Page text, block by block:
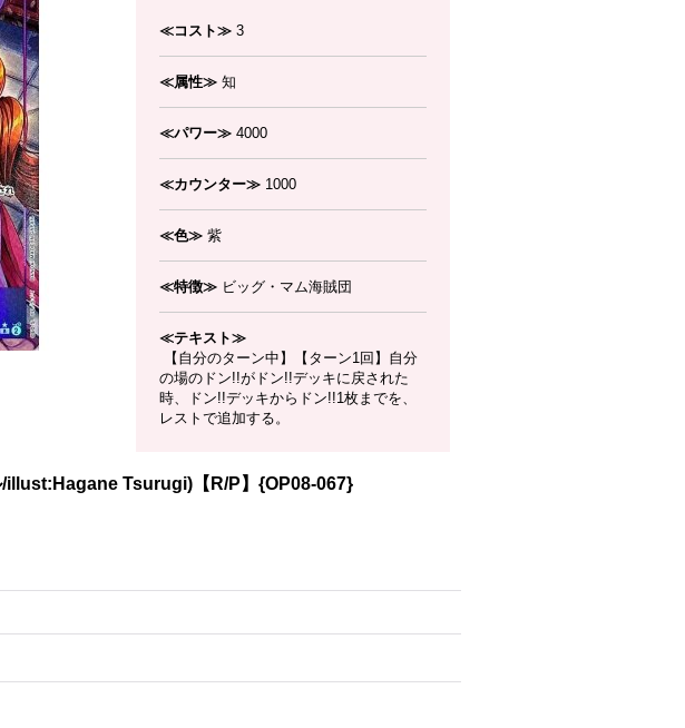
≪コスト≫ 3
≪属性≫ 知
≪パワー≫ 4000
≪カウンター≫ 1000
≪色≫ 紫
≪特徴≫ ビッグ・マム海賊団
≪テキスト≫
【自分のターン中】【ターン1回】自分
の場のドン!!がドン!!デッキに戻された
時、ドン!!デッキからドン!!1枚までを、
レストで追加する。
/illust:Hagane Tsurugi)【R/P】{OP08-067}